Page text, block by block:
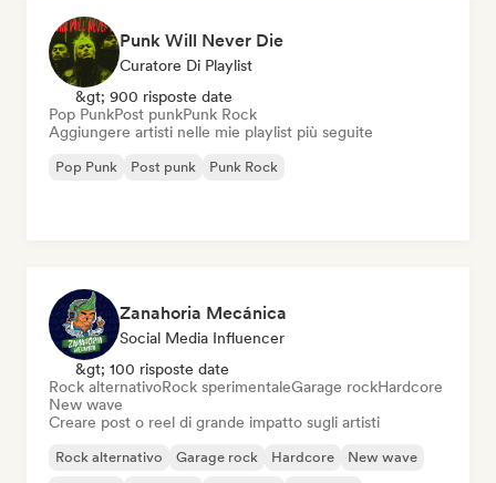
Punk Will Never Die
Curatore Di Playlist
&gt; 900 risposte date
Pop PunkPost punkPunk Rock
Aggiungere artisti nelle mie playlist più seguite
Pop Punk Post punk Punk Rock
Zanahoria Mecánica
Social Media Influencer
&gt; 100 risposte date
Rock alternativoRock sperimentaleGarage rockHardcore
New wave
Creare post o reel di grande impatto sugli artisti
Rock alternativo Garage rock Hardcore
New wave